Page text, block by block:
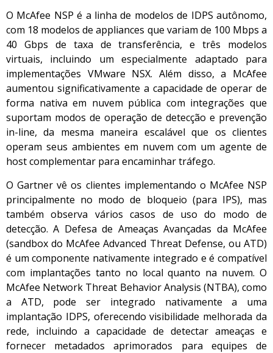
O McAfee NSP é a linha de modelos de IDPS autônomo,
com 18 modelos de appliances que variam de 100 Mbps a
40 Gbps de taxa de transferência, e três modelos
virtuais, incluindo um especialmente adaptado para
implementações VMware NSX. Além disso, a McAfee
aumentou significativamente a capacidade de operar de
forma nativa em nuvem pública com integrações que
suportam modos de operação de detecção e prevenção
in-line, da mesma maneira escalável que os clientes
operam seus ambientes em nuvem com um agente de
host complementar para encaminhar tráfego.
O Gartner vê os clientes implementando o McAfee NSP
principalmente no modo de bloqueio (para IPS), mas
também observa vários casos de uso do modo de
detecção. A Defesa de Ameaças Avançadas da McAfee
(sandbox do McAfee Advanced Threat Defense, ou ATD)
é um componente nativamente integrado e é compatível
com implantações tanto no local quanto na nuvem. O
McAfee Network Threat Behavior Analysis (NTBA), como
a ATD, pode ser integrado nativamente a uma
implantação IDPS, oferecendo visibilidade melhorada da
rede, incluindo a capacidade de detectar ameaças e
fornecer metadados aprimorados para equipes de